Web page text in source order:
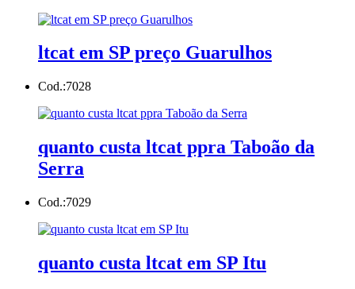
ltcat em SP preço Guarulhos
Cod.:7028
quanto custa ltcat ppra Taboão da
Serra
Cod.:7029
quanto custa ltcat em SP Itu